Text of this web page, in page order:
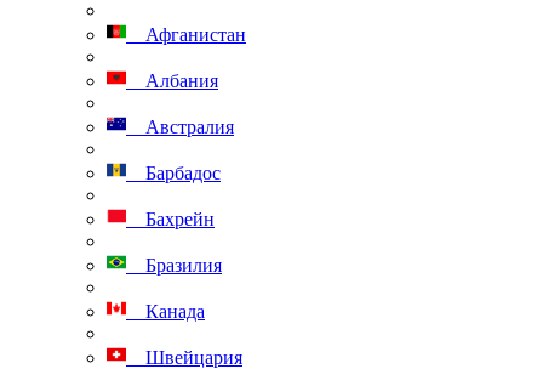
Афганистан
Албания
Австралия
Барбадос
Бахрейн
Бразилия
Канада
Швейцария